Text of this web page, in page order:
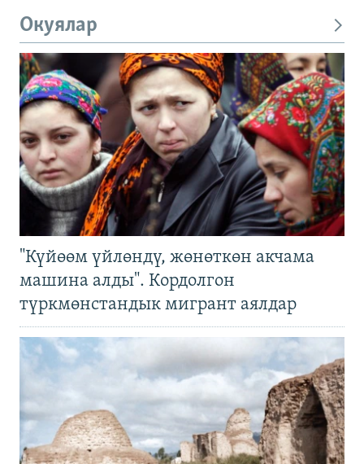
Окуялар
"Күйөөм үйлөндү, жөнөткөн акчама
машина алды". Кордолгон
түркмөнстандык мигрант аялдар